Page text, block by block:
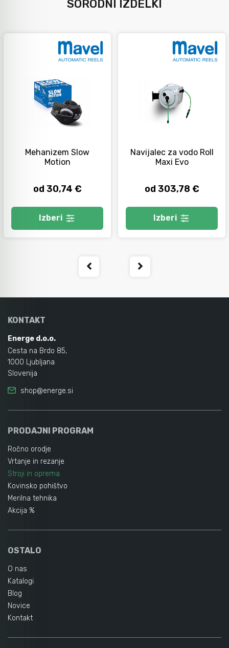
SORODNI IZDELKI
Mehanizem Slow
Motion
od 30,74 €
Izberi
Navijalec za vodo Roll
Maxi Evo
od 303,78 €
Izberi
KONTAKT
Energe d.o.o.
Cesta na Brdo 85,
1000 Ljubljana
Slovenija
shop@energe.si
PRODAJNI PROGRAM
Ročno orodje
Vrtanje in rezanje
Stroji in oprema
Kovinsko pohištvo
Merilna tehnika
Akcija %
OSTALO
O nas
Katalogi
Blog
Novice
Kontakt